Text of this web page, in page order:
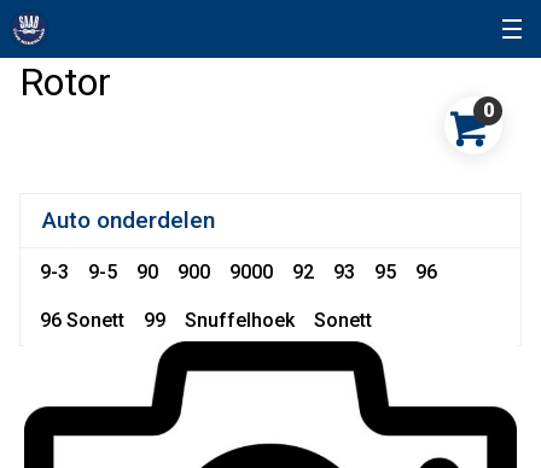
Rotor
0
Auto onderdelen
9-3 9-5 90 900 9000 92 93 95 96
96 Sonett 99 Snuffelhoek Sonett